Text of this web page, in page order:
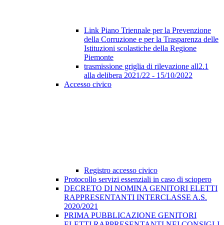
Link Piano Triennale per la Prevenzione
della Corruzione e per la Trasparenza delle
Istituzioni scolastiche della Regione
Piemonte
trasmissione griglia di rilevazione all2.1
alla delibera 2021/22 - 15/10/2022
Accesso civico
Registro accesso civico
Protocollo servizi essenziali in caso di sciopero
DECRETO DI NOMINA GENITORI ELETTI
RAPPRESENTANTI INTERCLASSE A.S.
2020/2021
PRIMA PUBBLICAZIONE GENITORI